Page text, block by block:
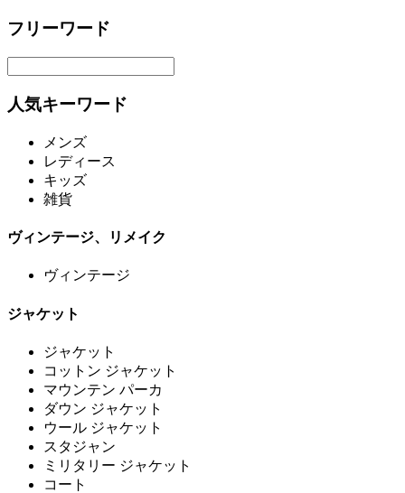
フリーワード
人気キーワード
メンズ
レディース
キッズ
雑貨
ヴィンテージ、リメイク
ヴィンテージ
ジャケット
ジャケット
コットン ジャケット
マウンテン パーカ
ダウン ジャケット
ウール ジャケット
スタジャン
ミリタリー ジャケット
コート